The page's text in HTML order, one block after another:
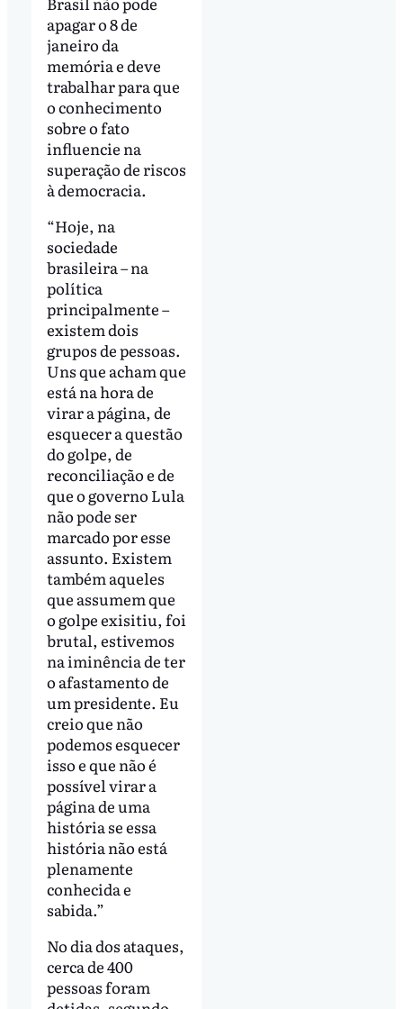
apagar o 8 de
janeiro da
memória e deve
trabalhar para que
o conhecimento
sobre o fato
influencie na
superação de riscos
à democracia.
“Hoje, na
sociedade
brasileira – na
política
principalmente –
existem dois
grupos de pessoas.
Uns que acham que
está na hora de
virar a página, de
esquecer a questão
do golpe, de
reconciliação e de
que o governo Lula
não pode ser
marcado por esse
assunto. Existem
também aqueles
que assumem que
o golpe exisitiu, foi
brutal, estivemos
na iminência de ter
o afastamento de
um presidente. Eu
creio que não
podemos esquecer
isso e que não é
possível virar a
página de uma
história se essa
história não está
plenamente
conhecida e
sabida.”
No dia dos ataques,
cerca de 400
pessoas foram